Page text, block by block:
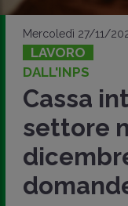
Mercoledì 27/11/
LAVORO
DALL'INPS
Cassa
settore